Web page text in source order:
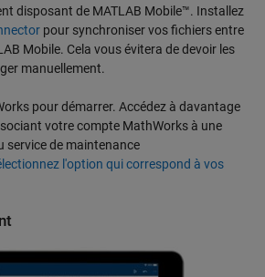
disposant de MATLAB Mobile™. Installez
pour synchroniser vos fichiers entre
Mobile. Cela vous évitera de devoir les
manuellement.
pour démarrer. Accédez à davantage
votre compte MathWorks à une
service de maintenance
l'option qui correspond à vos